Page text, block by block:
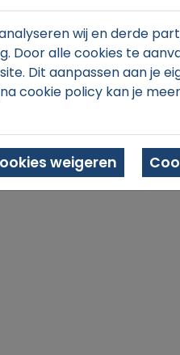
wij en derde
Door alle cookies te
Dit aanpassen aan je
cookie policy kan je
weigeren